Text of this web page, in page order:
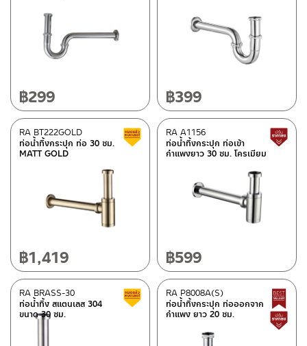
฿299 ฿399
ท่อน้ำทิ้งกระปุก ท่อ 30 ซม.
MATT GOLD
RA BT222GOLD สินค้าลดราคา เคลียร์สต็อก
฿1,419
ท่อน้ำทิ้งกระปุก ท่อเข้า
กำแพงยาว 30 ซม. โครเมียม
RA A1156
฿599
ท่อน้ำทิ้ง สแตนเลส 304
ขนาด 30 ซม.
RA BRASS-30 สินค้าลดราคา เคลียร์สต็อก
ท่อน้ำทิ้งกระปุก ท่อออกจาก
กำแพง ยาว 20 ซม.
RA P8008A(S)